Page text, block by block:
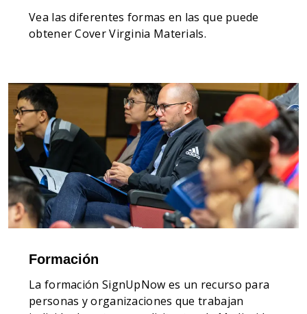
Vea las diferentes formas en las que puede
obtener Cover Virginia Materials.
Formación
La formación SignUpNow es un recurso para
personas y organizaciones que trabajan